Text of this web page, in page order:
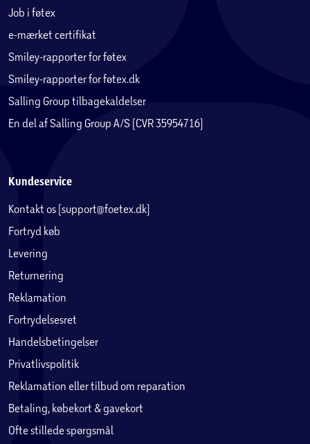
Job i føtex
e-mærket certifikat
Smiley-rapporter for føtex
Smiley-rapporter for føtex.dk
Salling Group tilbagekaldelser
En del af Salling Group A/S (CVR 35954716)
Kundeservice
Kontakt os (support@foetex.dk)
Fortryd køb
Levering
Returnering
Reklamation
Fortrydelsesret
Handelsbetingelser
Privatlivspolitik
Reklamation eller tilbud om reparation
Betaling, købekort & gavekort
Ofte stillede spørgsmål